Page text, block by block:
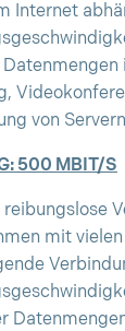
Internet
von Servern
500 MBIT/S
mit